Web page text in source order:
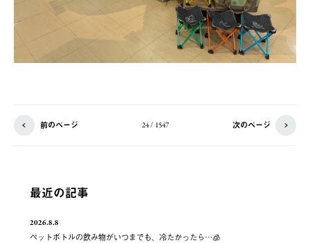
前のページ 24 / 1547 次のページ
最近の記事
2026.8.8
ペットボトルの飲み物がいつまでも、冷たかったら…🧊